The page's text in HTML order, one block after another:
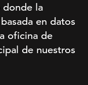
donde la
en datos
oficina de
de nuestros